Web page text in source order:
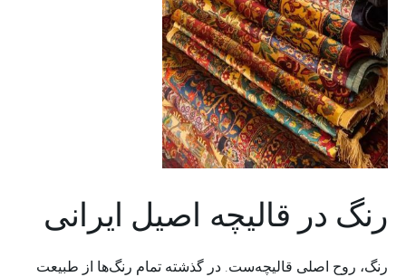
رنگ در قالیچه اصیل ایرانی
رنگ، روح اصلی قالیچه‌ست. در گذشته تمام رنگ‌ها از طبیعت